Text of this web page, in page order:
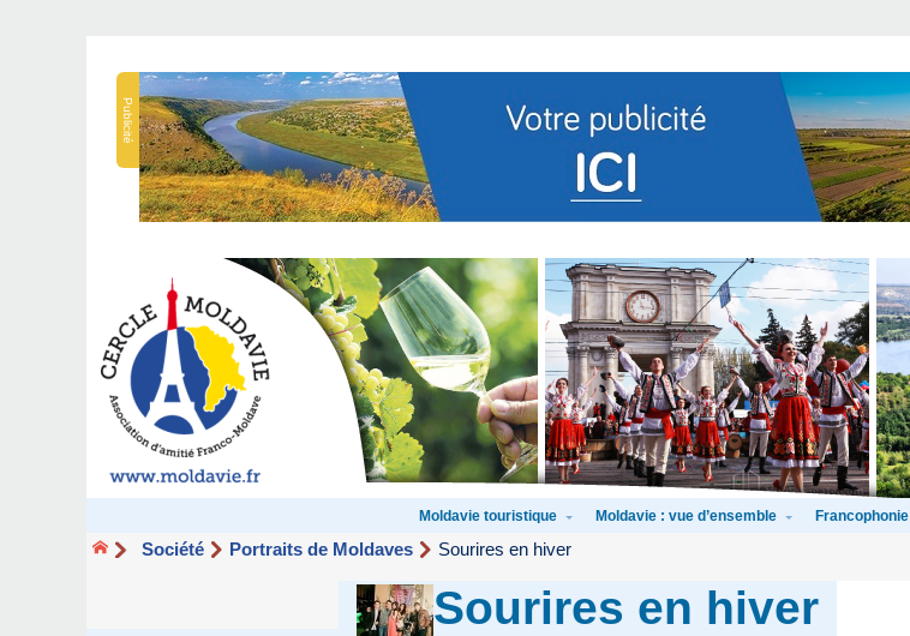
Publicité
Moldavie touristique Moldavie : vue d’ensemble Francophonie
Société Portraits de Moldaves Sourires en hiver
Sourires en hiver